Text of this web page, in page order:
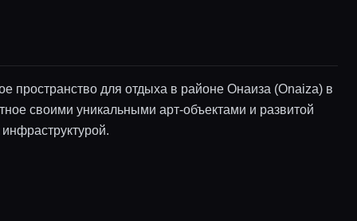
пространство для отдыха в районе Онаиза (Onaiza) в
своими уникальными арт-объектами и развитой